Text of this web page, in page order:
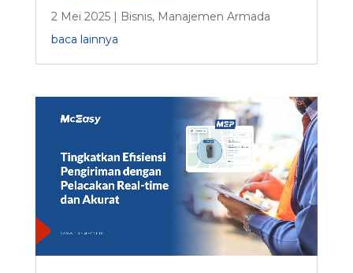
2 Mei 2025| Bisnis, Manajemen Armada
baca lainnya